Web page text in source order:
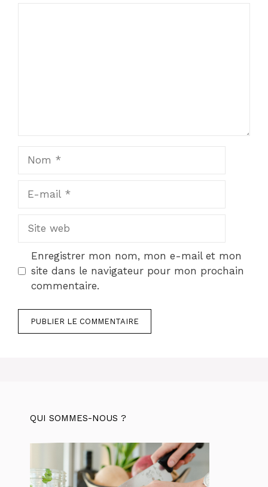
Site
Enregistrer mon nom, mon e-mail et mon
site dans le navigateur pour mon prochain
commentaire.
QUI SOMMES-NOUS ?